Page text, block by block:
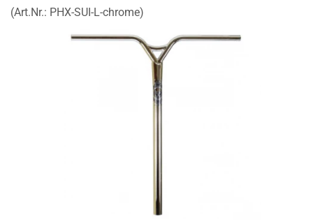
(Art.Nr.: PHX-SUI-L-chrome)